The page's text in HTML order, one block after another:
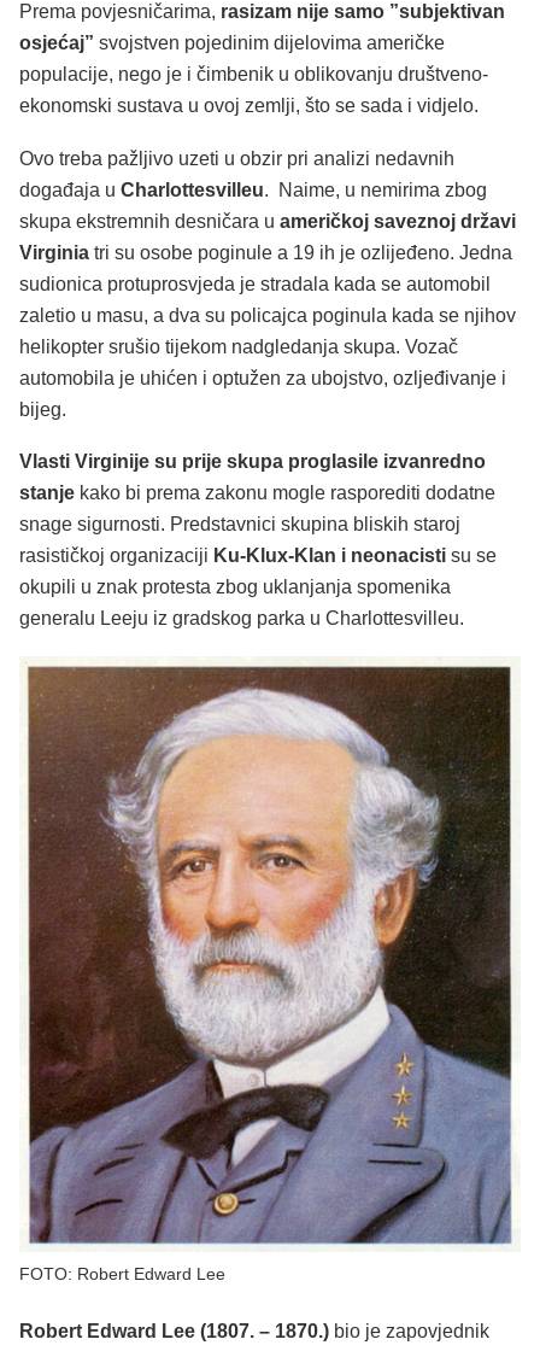
Prema povjesničarima, rasizam nije samo ”subjektivan
osjećaj” svojstven pojedinim dijelovima američke
populacije, nego je i čimbenik u oblikovanju društveno-
ekonomski sustava u ovoj zemlji, što se sada i vidjelo.
Ovo treba pažljivo uzeti u obzir pri analizi nedavnih
događaja u Charlottesvilleu. Naime, u nemirima zbog
skupa ekstremnih desničara u američkoj saveznoj državi
Virginia tri su osobe poginule a 19 ih je ozlijeđeno. Jedna
sudionica protuprosvjeda je stradala kada se automobil
zaletio u masu, a dva su policajca poginula kada se njihov
helikopter srušio tijekom nadgledanja skupa. Vozač
automobila je uhićen i optužen za ubojstvo, ozljeđivanje i
bijeg.
Vlasti Virginije su prije skupa proglasile izvanredno
stanje kako bi prema zakonu mogle rasporediti dodatne
snage sigurnosti. Predstavnici skupina bliskih staroj
rasističkoj organizaciji Ku-Klux-Klan i neonacisti su se
okupili u znak protesta zbog uklanjanja spomenika
generalu Leeju iz gradskog parka u Charlottesvilleu.
FOTO: Robert Edward Lee
Robert Edward Lee (1807. – 1870.) bio je zapovjednik